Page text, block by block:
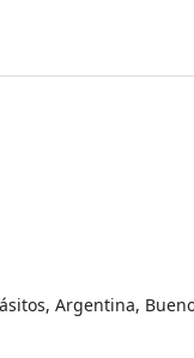
Argentina,